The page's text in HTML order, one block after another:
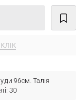
96см. Талія
30